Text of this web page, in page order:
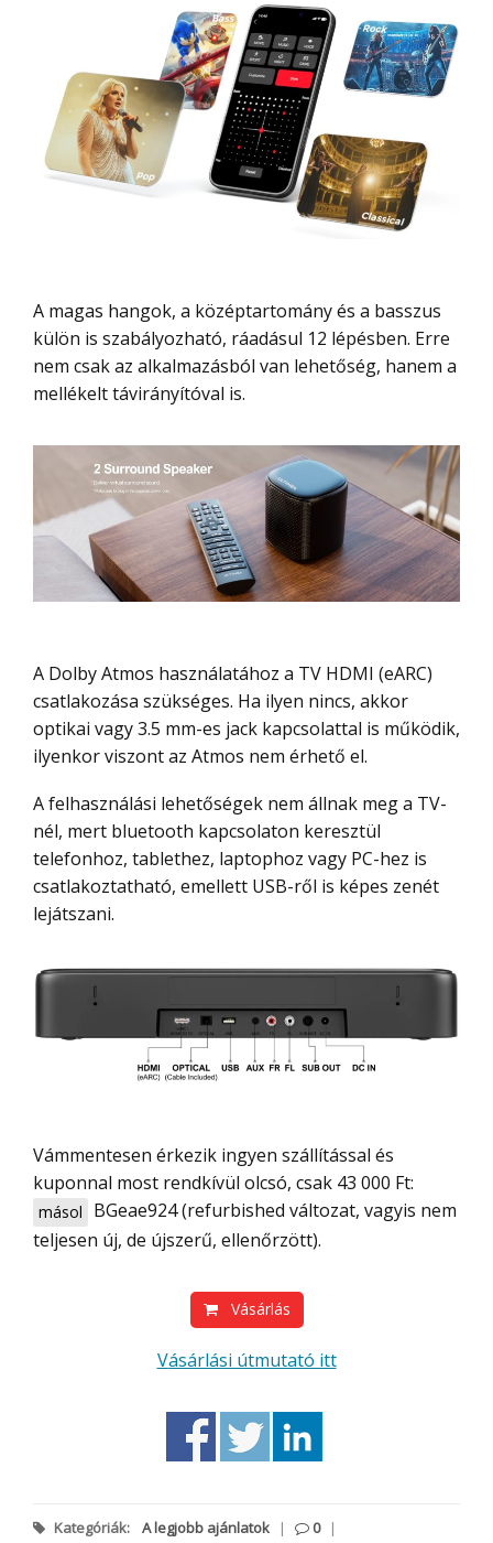
A magas hangok, a középtartomány és a basszus
külön is szabályozható, ráadásul 12 lépésben. Erre
nem csak az alkalmazásból van lehetőség, hanem a
mellékelt távirányítóval is.
A Dolby Atmos használatához a TV HDMI (eARC)
csatlakozása szükséges. Ha ilyen nincs, akkor
optikai vagy 3.5 mm-es jack kapcsolattal is működik,
ilyenkor viszont az Atmos nem érhető el.
A felhasználási lehetőségek nem állnak meg a TV-
nél, mert bluetooth kapcsolaton keresztül
telefonhoz, tablethez, laptophoz vagy PC-hez is
csatlakoztatható, emellett USB-ről is képes zenét
lejátszani.
Vámmentesen érkezik ingyen szállítással és
kuponnal most rendkívül olcsó, csak 43 000 Ft:
másol BGeae924(refurbished változat, vagyis nem
teljesen új, de újszerű, ellenőrzött).
Vásárlás
Vásárlási útmutató itt
Kategóriák: A legjobb ajánlatok | 0 |